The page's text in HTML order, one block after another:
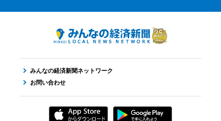
みんなの経済新聞ネットワーク
お問い合わせ